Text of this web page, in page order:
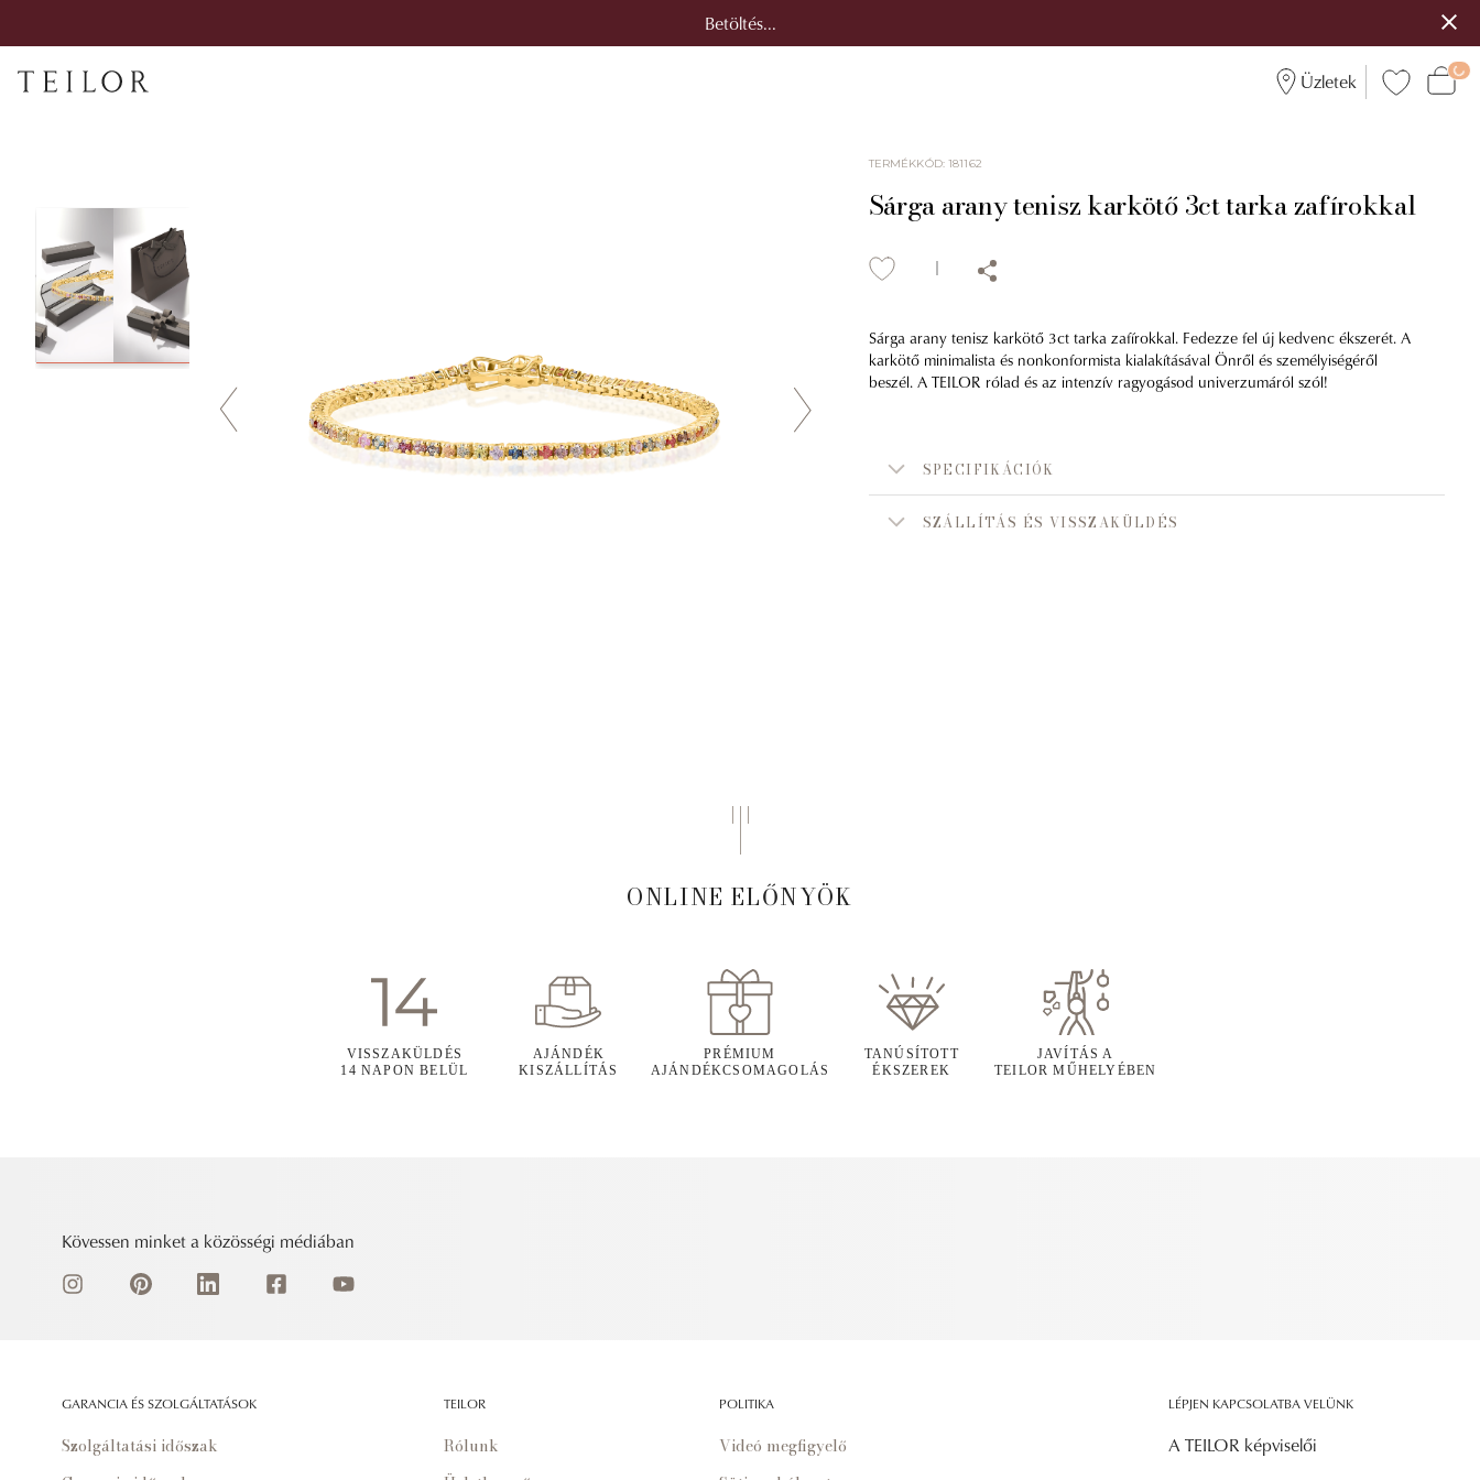
Betöltés...
Üzletek
TERMÉKKÓD:181162
Sárga arany tenisz karkötő 3ct tarka zafírokkal
Sárga arany tenisz karkötő 3ct tarka zafírokkal. Fedezze fel új kedvenc ékszerét. A
karkötő minimalista és nonkonformista kialakításával Önről és személyiségéről
beszél. A TEILOR rólad és az intenzív ragyogásod univerzumáról szól!
SPECIFIKÁCIÓK
SZÁLLÍTÁS ÉS VISSZAKÜLDÉS
ONLINE ELŐNYÖK
VISSZAKÜLDÉS
14 NAPON BELÜL
AJÁNDÉK
KISZÁLLÍTÁS
PRÉMIUM
AJÁNDÉKCSOMAGOLÁS
TANÚSÍTOTT
ÉKSZEREK
JAVÍTÁS A
TEILOR MŰHELYÉBEN
Kövessen minket a közösségi médiában
GARANCIA ÉS SZOLGÁLTATÁSOK
Szolgáltatási időszak
TEILOR
Rólunk
POLITIKA
Videó megfigyelő
LÉPJEN KAPCSOLATBA VELÜNK
A TEILOR képviselői